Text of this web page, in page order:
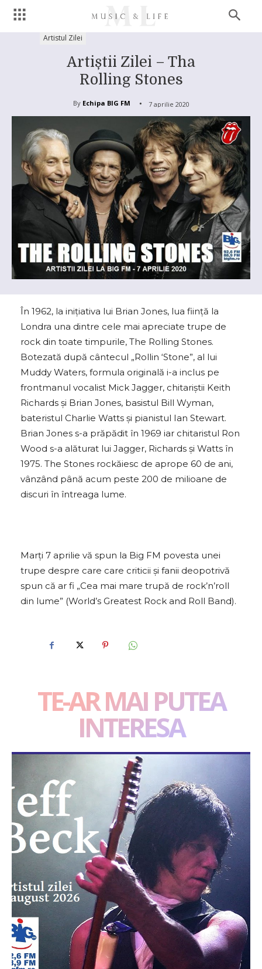
Artistul Zilei
Artiștii Zilei – Tha
Rolling Stones
By Echipa BIG FM 7 aprilie 2020
În 1962, la inițiativa lui Brian Jones, lua ființă la
Londra una dintre cele mai apreciate trupe de
rock din toate timpurile, The Rolling Stones.
Botezată după cântecul „Rollin ‘Stone”, al lui
Muddy Waters, formula originală i-a inclus pe
frontmanul vocalist Mick Jagger, chitariștii Keith
Richards și Brian Jones, basistul Bill Wyman,
bateristul Charlie Watts și pianistul Ian Stewart.
Brian Jones s-a prăpădit în 1969 iar chitaristul Ron
Wood s-a alăturat lui Jagger, Richards și Watts în
1975. The Stones rockăiesc de aprope 60 de ani,
vânzând până acum peste 200 de milioane de
discuri în întreaga lume.
Marți 7 aprilie vă spun la Big FM povesta unei
trupe despre care care criticii și fanii deopotrivă
spun că ar fi „Cea mai mare trupă de rock’n’roll
din lume” (World’s Greatest Rock and Roll Band).
TE-AR MAI PUTEA
INTERESA